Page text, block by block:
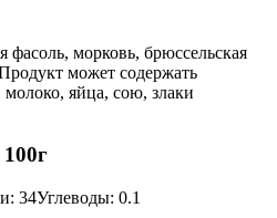
фасоль, морковь, брюссельская
может содержать
яйца, сою, злаки
: 34Углеводы: 0.1